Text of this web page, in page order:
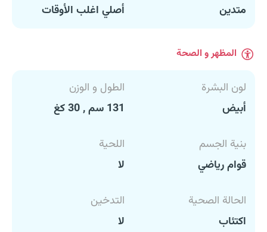
متدين
أصلي اغلب الأوقات
المظهر و الصحة
لون البشرة
أبيض
الطول و الوزن
131 سم , 30 كغ
بنية الجسم
قوام رياضي
اللحية
لا
الحالة الصحية
اكتئاب
التدخين
لا